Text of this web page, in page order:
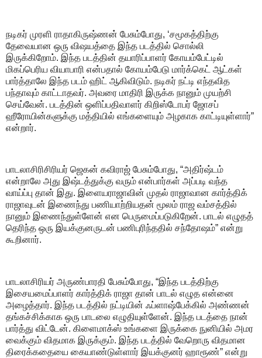
நடிகர் முரளி ராதாகிருஷ்ணன் பேசும்போது, ‘சமூகத்திற்கு
தேவையான ஒரு விஷயத்தை இந்த படத்தில் சொல்லி
இருக்கிறோம். இந்த படத்தின் தயாரிப்பாளர் கோயம்பேட்டில்
மிகப்பெரிய வியாபாரி என்பதால் கோயம்பேடு மார்க்கெட் ஆட்கள்
பார்த்தாலே இந்த படம் ஹிட் ஆகிவிடும். நடிகர் நட்டி எந்தவித
பந்தாவும் காட்டாதவர். அவரை மாதிரி இருக்க நானும் முயற்சி
செய்வேன். படத்தின் ஒளிப்பதிவாளர் கிறிஸ்டோபர் ஜோசப்
ஹீரோயின்களுக்கு மத்தியில் எங்களையும் அழகாக காட்டியுள்ளார்”
என்றார்.
பாடலாசிரிசிரியர் ஜெகன் கவிராஜ் பேசும்போது, “அதிர்ஷ்டம்
என்றாலே அது இஷ்டத்துக்கு வரும் என்பார்கள் அப்படி வந்த
வாய்ப்பு தான் இது. இளையராஜாவின் முதல் ராஜாவான கார்த்திக்
ராஜாவுடன் இணைந்து பணியாற்றியதன் மூலம் ராஜ வம்சத்தில்
நானும் இணைந்துள்ளேன் என பெருமைப்படுகிறேன். பாடல் எழுதத்
தெரிந்த ஒரு இயக்குனருடன் பணிபுரிந்ததில் சந்தோஷம்” என்று
கூறினார்.
பாடலாசிரியர் அருண்பாரதி பேசும்போது, “இந்த படத்திற்கு
இசையமைப்பாளர் கார்த்திக் ராஜா தான் பாடல் எழுத என்னை
அழைத்தார். இந்த படத்தில் நட்டியின் ஃப்ளாஷ்பேக்கில் அண்ணன்
தங்கச்சிக்காக ஒரு பாடலை எழுதியுள்ளேன். இந்த படத்தை நான்
பார்த்து விட்டேன். கிளைமாக்ஸ் உங்களை இருக்கை நுனியில் அமர
வைக்கும் விதமாக இருக்கும். இந்த படத்தில் வேறொரு விதமான
திரைக்கதையை கையாண்டுள்ளார் இயக்குனர் ஹாரூண்” என்று